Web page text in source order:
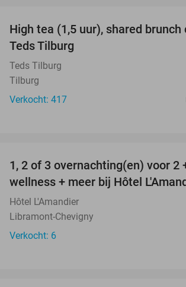
High tea (1,5 uur), shared
Teds Tilburg
Teds Tilburg
Tilburg
Verkocht: 417
TODAY
1, 2 of 3 overnachting(en) voor 2
wellness + meer bij Hôtel
Hôtel L'Amandier
Libramont-Chevigny
Verkocht: 6